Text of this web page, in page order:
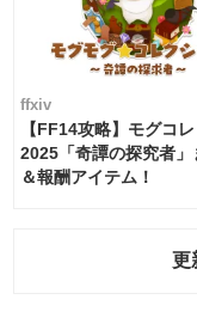
ffxiv
【FF14攻略】モグコレ
2025「奇譚の探究者」
＆報酬アイテム！
更